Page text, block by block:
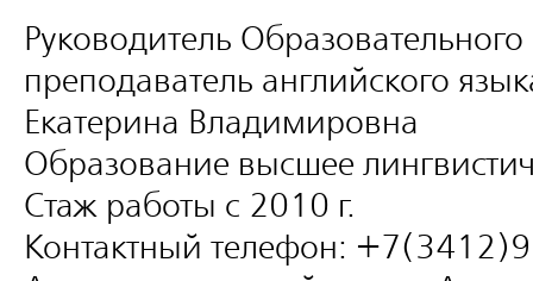
Руководитель
преподаватель английского
Екатерина Владимировна
Образование высшее
Стаж работы с 2010 г.
Контактный телефон: